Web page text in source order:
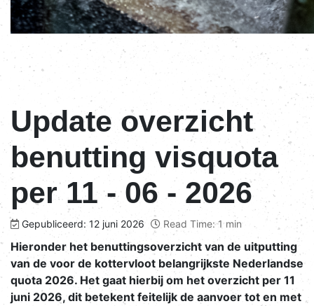
Update overzicht
benutting visquota
per 11 - 06 - 2026
Gepubliceerd: 12 juni 2026 Read Time: 1 min
Hieronder het benuttingsoverzicht van de uitputting
van de voor de kottervloot belangrijkste Nederlandse
quota 2026. Het gaat hierbij om het overzicht per 11
juni 2026, dit betekent feitelijk de aanvoer tot en met